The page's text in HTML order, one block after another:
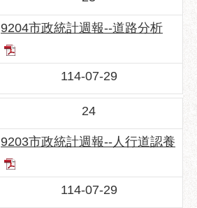
9204市政統計週報--道路分析
114-07-29
24
9203市政統計週報--人行道認養
114-07-29